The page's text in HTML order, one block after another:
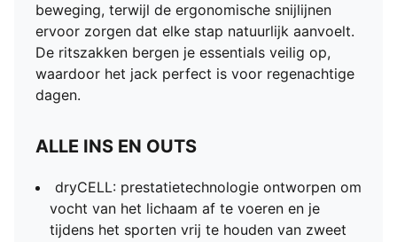
beweging, terwijl de ergonomische snijlijnen
ervoor zorgen dat elke stap natuurlijk aanvoelt.
De ritszakken bergen je essentials veilig op,
waardoor het jack perfect is voor regenachtige
dagen.
ALLE INS EN OUTS
dryCELL: prestatietechnologie ontworpen om
vocht van het lichaam af te voeren en je
tijdens het sporten vrij te houden van zweet